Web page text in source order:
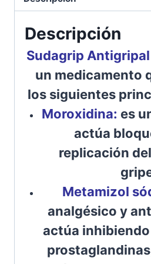
Descripción
Sudagrip Antigripal
un medicamento
los siguientes
Moroxidina: es
actúa
replicación
Metamizol
analgésico y
actúa